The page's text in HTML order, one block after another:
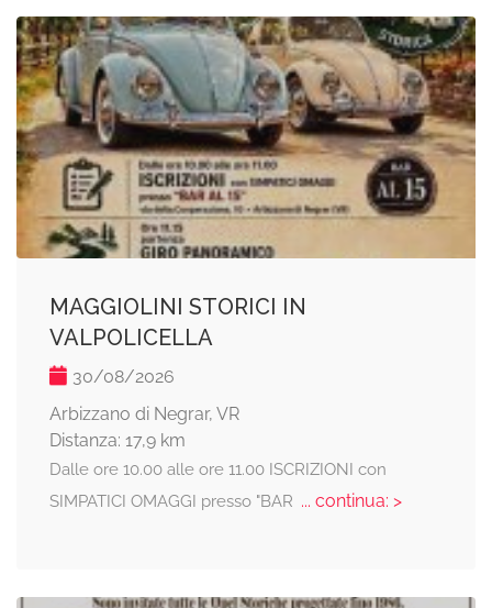
MAGGIOLINI STORICI IN
VALPOLICELLA
30/08/2026
Arbizzano di Negrar, VR
Distanza: 17,9 km
Dalle ore 10.00 alle ore 11.00 ISCRIZIONI con
SIMPATICI OMAGGI presso "BAR ... continua: >